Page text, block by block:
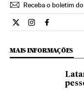
Receba o boletim
Economia El País
Economia El
Economia
MAIS INFORMAÇÕES